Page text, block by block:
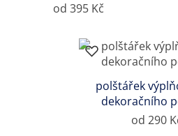
od 395 Kč
polštářek
dekoračního
od 290